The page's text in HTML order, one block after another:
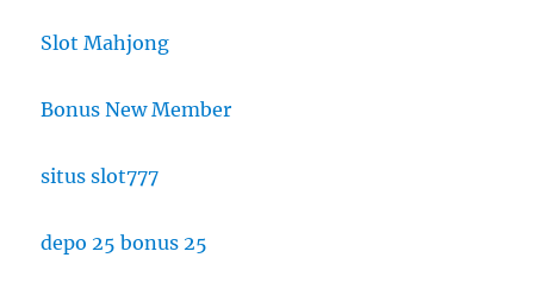
Slot Mahjong
Bonus New Member
situs slot777
depo 25 bonus 25